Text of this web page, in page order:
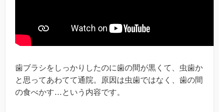
歯ブラシをしっかりしたのに歯の間が黒くて、虫歯か
と思ってあわてて通院。原因は虫歯ではなく、歯の間
の食べかす…という内容です。